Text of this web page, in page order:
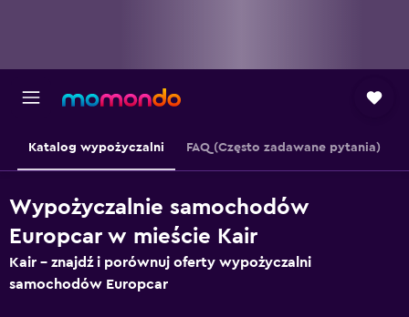
Katalog wypożyczalni FAQ (Często zadawane pytania)
Wypożyczalnie samochodów
Europcar w mieście Kair
Kair – znajdź i porównuj oferty wypożyczalni
samochodów Europcar